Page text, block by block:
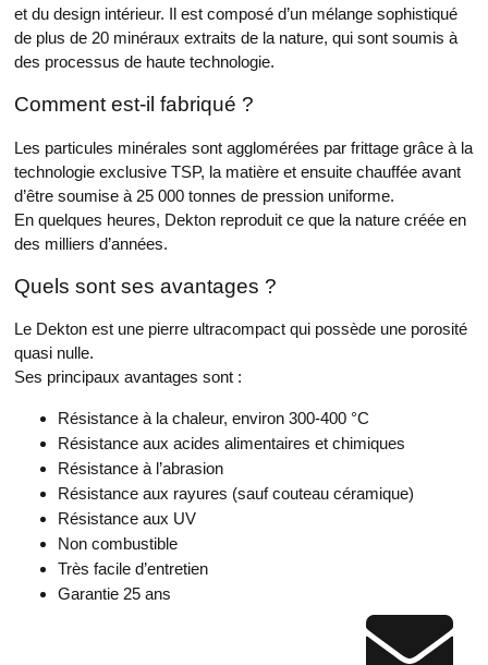
et du design intérieur. Il est composé d’un mélange sophistiqué
de plus de 20 minéraux extraits de la nature, qui sont soumis à
des processus de haute technologie.
Comment est-il fabriqué ?
Les particules minérales sont agglomérées par frittage grâce à la
technologie exclusive TSP, la matière et ensuite chauffée avant
d’être soumise à 25 000 tonnes de pression uniforme.
En quelques heures, Dekton reproduit ce que la nature créée en
des milliers d’années.
Quels sont ses avantages ?
Le Dekton est une pierre ultracompact qui possède une porosité
quasi nulle.
Ses principaux avantages sont :
Résistance à la chaleur, environ 300-400 °C
Résistance aux acides alimentaires et chimiques
Résistance à l’abrasion
Résistance aux rayures (sauf couteau céramique)
Résistance aux UV
Non combustible
Très facile d’entretien
Garantie 25 ans